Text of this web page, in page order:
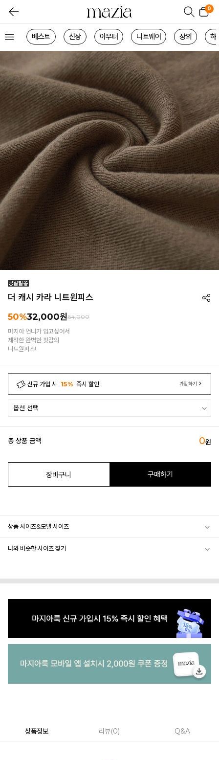
0
베스트 신상 아우터 니트웨어 상의 하
더 캐시 카라 니트원피스
50%32,000원64,000
마지아 언니가 입고싶어서
제작한 완벽한 핏감의
니트원피스!
신규 가입 시 15% 즉시 할인 가입하기
총 상품 금액 0원
장바구니 구매하기
상품 사이즈&모델 사이즈
나와 비슷한 사이즈 찾기
상품정보 리뷰 0 Q&A